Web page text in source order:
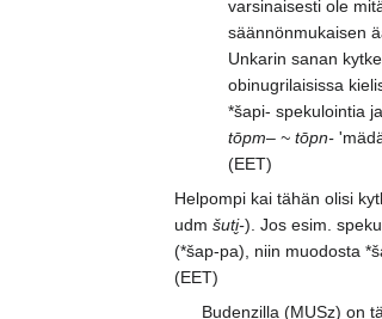
varsinaisesti ole
säännönmukaisen
Unkarin sanan
obinugrilaisissa
*šapi- spekulointia
tōpm– ~ tōpn-
(EET)
Helpompi kai tähän olisi
udmšuti̬-). Jos esim.
(*šap-pa), niin muodosta
(EET)
Budenzilla (MUSz) on